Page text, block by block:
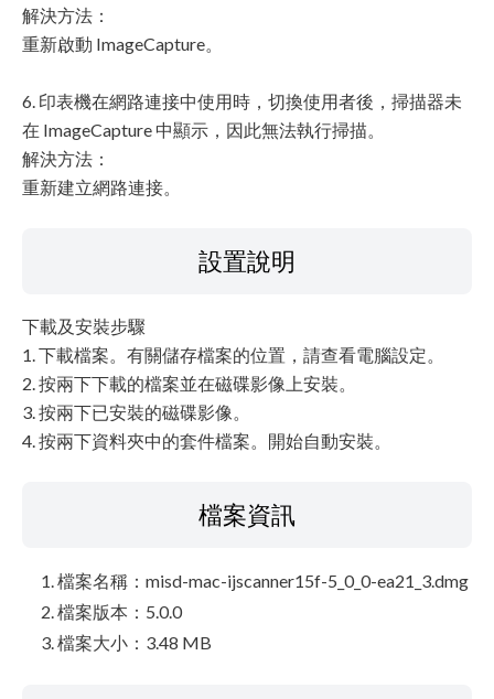
解決方法：
重新啟動 ImageCapture。
6. 印表機在網路連接中使用時，切換使用者後，掃描器未
在 ImageCapture 中顯示，因此無法執行掃描。
解決方法：
重新建立網路連接。
設置說明
下載及安裝步驟
1. 下載檔案。有關儲存檔案的位置，請查看電腦設定。
2. 按兩下下載的檔案並在磁碟影像上安裝。
3. 按兩下已安裝的磁碟影像。
4. 按兩下資料夾中的套件檔案。開始自動安裝。
檔案資訊
檔案名稱：misd-mac-ijscanner15f-5_0_0-ea21_3.dmg
檔案版本：5.0.0
檔案大小：3.48 MB